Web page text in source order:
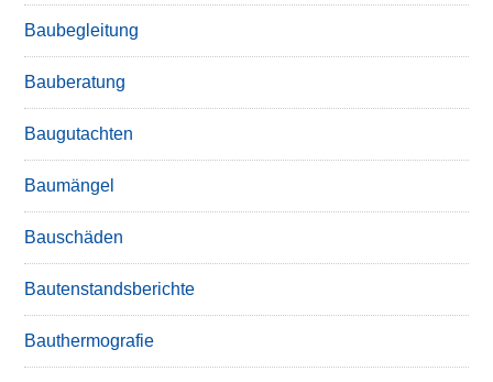
Baubegleitung
Bauberatung
Baugutachten
Baumängel
Bauschäden
Bautenstandsberichte
Bauthermografie